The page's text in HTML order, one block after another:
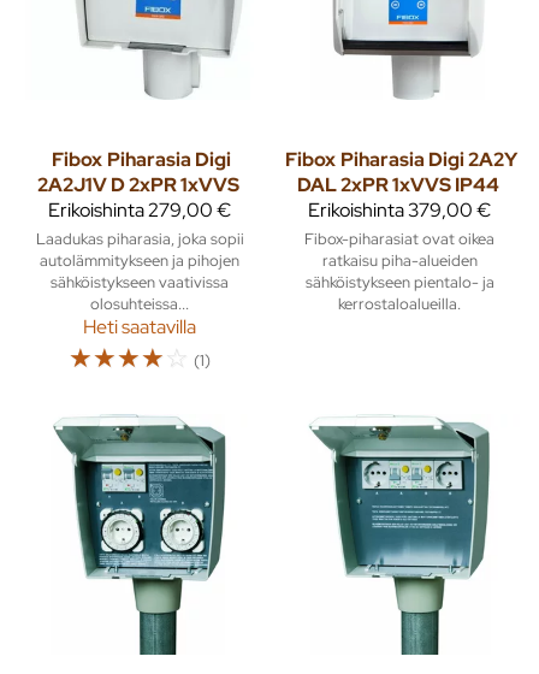
Fibox Piharasia Digi
2A2J1V D 2xPR 1xVVS
Erikoishinta279,00 €
Laadukas piharasia, joka sopii
autolämmitykseen ja pihojen
sähköistykseen vaativissa
olosuhteissa...
Heti saatavilla
☆☆☆☆☆ (1)
Fibox Piharasia Digi 2A2Y
DAL 2xPR 1xVVS IP44
Erikoishinta379,00 €
Fibox-piharasiat ovat oikea
ratkaisu piha-alueiden
sähköistykseen pientalo- ja
kerrostaloalueilla.